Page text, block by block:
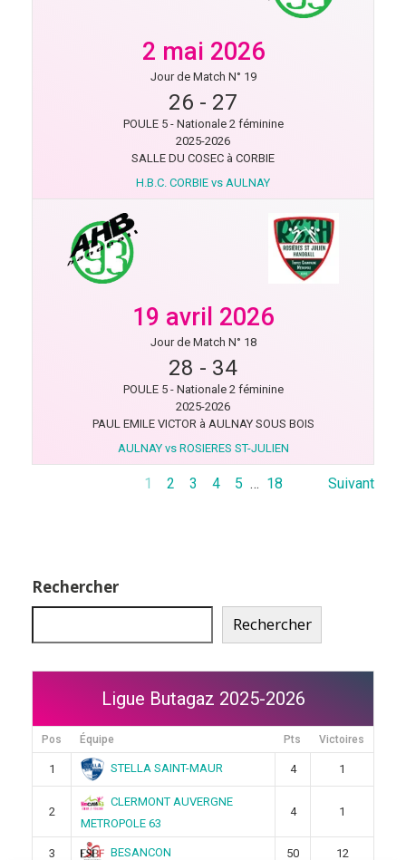
2 mai 2026
Jour de Match N° 19
26 - 27
POULE 5 - Nationale 2 féminine
2025-2026
SALLE DU COSEC à CORBIE
H.B.C. CORBIE vs AULNAY
19 avril 2026
Jour de Match N° 18
28 - 34
POULE 5 - Nationale 2 féminine
2025-2026
PAUL EMILE VICTOR à AULNAY SOUS BOIS
AULNAY vs ROSIERES ST-JULIEN
1 2 3 4 5 … 18 Suivant
Rechercher
Rechercher
Ligue Butagaz 2025-2026
Pos Équipe Pts Victoires
1 STELLA SAINT-MAUR 4 1
2
CLERMONT AUVERGNE
METROPOLE 63
4 1
3 BESANCON 50 12